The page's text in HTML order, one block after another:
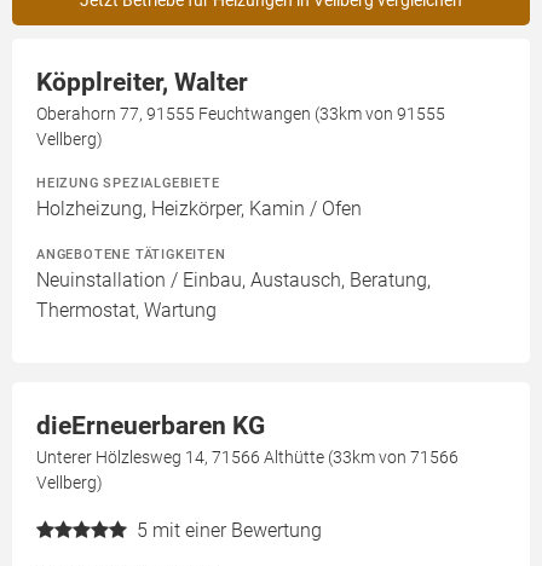
Köpplreiter, Walter
Oberahorn 77, 91555 Feuchtwangen (33km von 91555
Vellberg)
HEIZUNG SPEZIALGEBIETE
Holzheizung, Heizkörper, Kamin / Ofen
ANGEBOTENE TÄTIGKEITEN
Neuinstallation / Einbau, Austausch, Beratung,
Thermostat, Wartung
dieErneuerbaren KG
Unterer Hölzlesweg 14, 71566 Althütte (33km von 71566
Vellberg)
5 mit einer Bewertung